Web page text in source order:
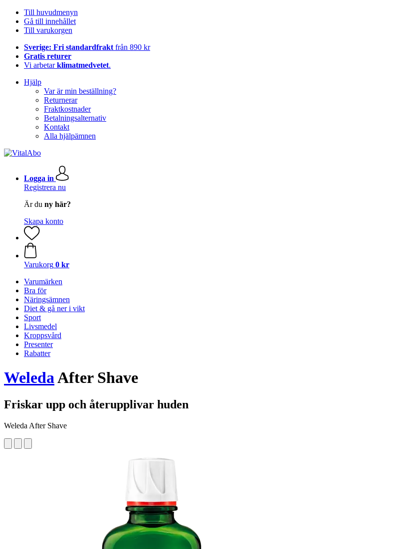
Till huvudmenyn
Gå till innehållet
Till varukorgen
Sverige: Fri standardfrakt från 890 kr
Gratis returer
Vi arbetarklimatmedvetet.
Hjälp
Var är min beställning?
Returnerar
Fraktkostnader
Betalningsalternativ
Kontakt
Alla hjälpämnen
Logga in
Registrera nu
Är du ny här?
Skapa konto
Varukorg 0 kr
Varumärken
Bra för
Näringsämnen
Diet & gå ner i vikt
Sport
Livsmedel
Kroppsvård
Presenter
Rabatter
WeledaAfter Shave
Friskar upp och återupplivar huden
Weleda After Shave